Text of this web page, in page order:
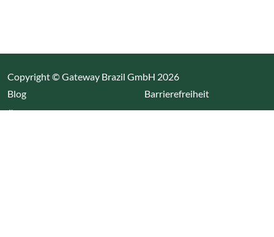
Copyright © Gateway Brazil GmbH 2026
Blog(Link öffnet einen neuen Tab)
Über uns
Barrierefreiheit
Impressum